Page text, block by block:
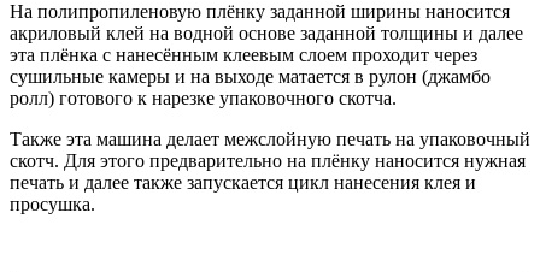
На полипропиленовую плёнку заданной ширины наносится
акриловый клей на водной основе заданной толщины и далее
эта плёнка с нанесённым клеевым слоем проходит через
сушильные камеры и на выходе матается в рулон (джамбо
ролл) готового к нарезке упаковочного скотча.
Также эта машина делает межслойную печать на упаковочный
скотч. Для этого предварительно на плёнку наносится нужная
печать и далее также запускается цикл нанесения клея и
просушка.